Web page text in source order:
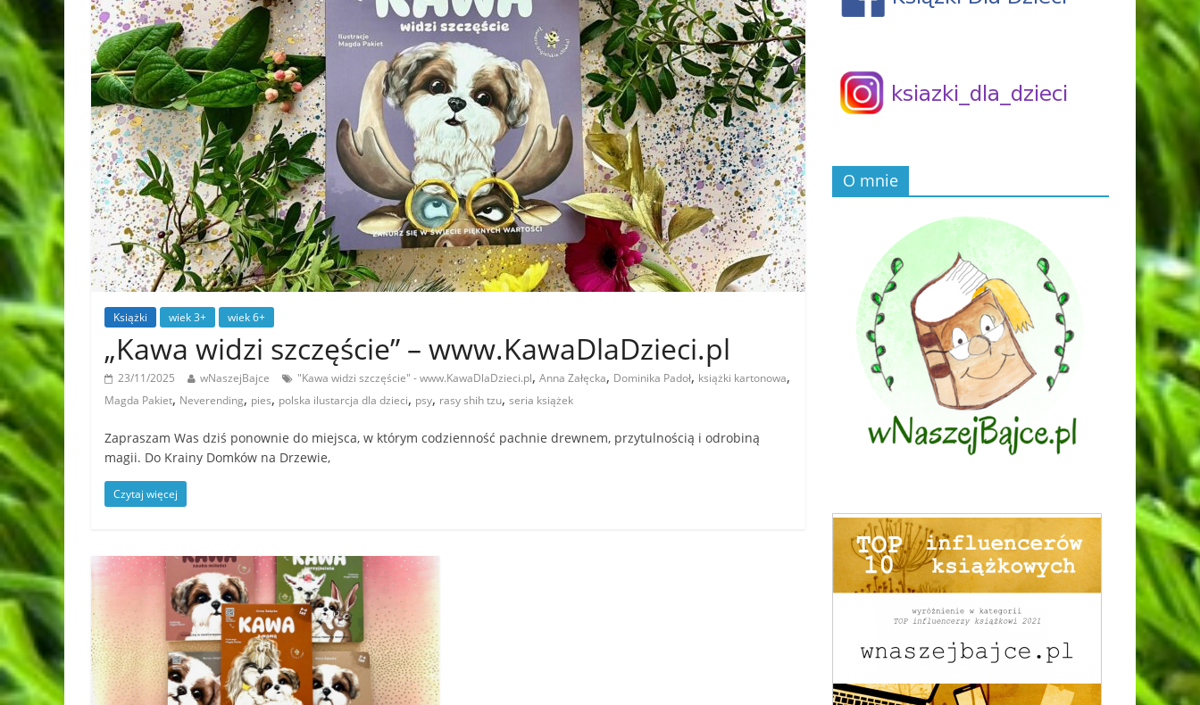
Książki wiek 3+ wiek 6+
„Kawa widzi szczęście” – www.KawaDlaDzieci.pl
23/11/2025 wNaszejBajce "Kawa widzi szczęście" - www.KawaDlaDzieci.pl, Anna Załęcka, Dominika Padoł, książki kartonowa,
Magda Pakiet, Neverending, pies, polska ilustarcja dla dzieci, psy, rasy shih tzu, seria książek
Zapraszam Was dziś ponownie do miejsca, w którym codzienność pachnie drewnem, przytulnością i odrobiną
magii. Do Krainy Domków na Drzewie,
Czytaj więcej
O mnie